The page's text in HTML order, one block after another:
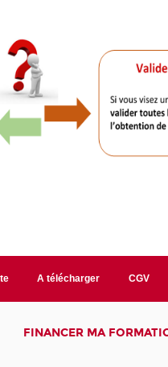
A télécharger CGV
FINANCER MA